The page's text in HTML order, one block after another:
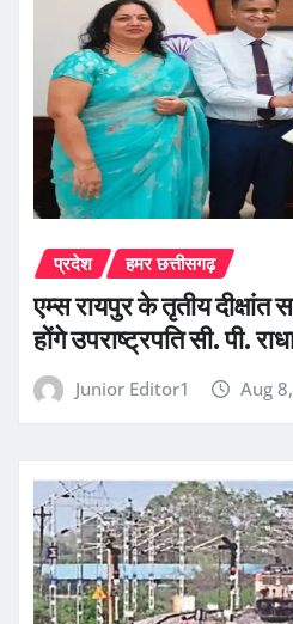
प्रदेश हमर छत्तीसगढ़
एम्स रायपुर के तृतीय दीक्षांत
होंगे उपराष्ट्रपति सी. पी.
Junior Editor1 Aug